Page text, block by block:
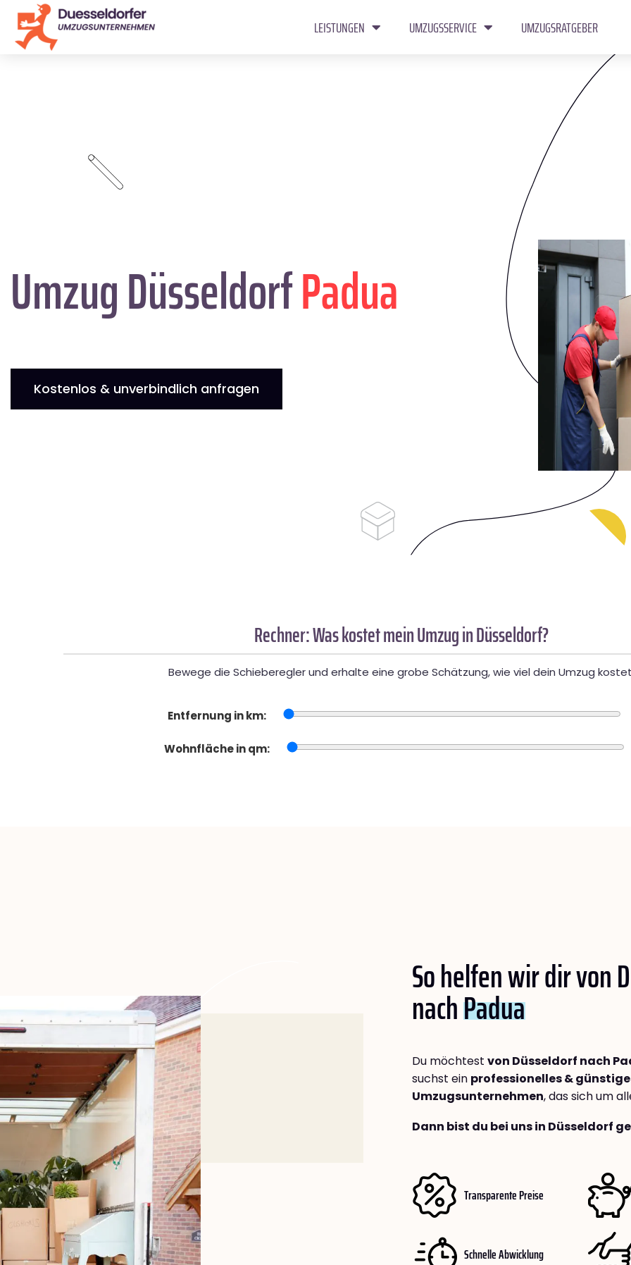
LEISTUNGEN UMZUGSSERVICE UMZUGSRATGEBER
Umzug DüsseldorfPadua
Kostenlos & unverbindlich anfragen
Rechner: Was kostet mein Umzug in Düsseldorf?
Bewege die Schieberegler und erhalte eine grobe Schätzung, wie viel dein Umzug
Entfernung in km:
Wohnfläche in qm:
So helfen wir dir von
nachPadua
Du möchtest von Düsseldorf nach
suchst ein professionelles &
Umzugsunternehmen, das sich um
Dann bist du bei uns in Düsseldorf
Transparente Preise
Schnelle Abwicklung